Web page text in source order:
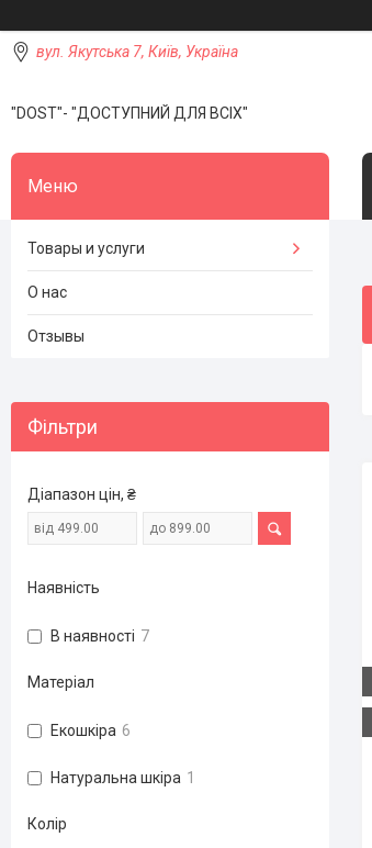
вул. Якутська 7, Київ, Україна
"DOST"- "ДОСТУПНИЙ ДЛЯ ВСІХ"
Товары и услуги
О нас
Отзывы
Фільтри
Діапазон цін, ₴
Наявність
В наявності 7
Матеріал
Екошкіра 6
Натуральна шкіра 1
Колір